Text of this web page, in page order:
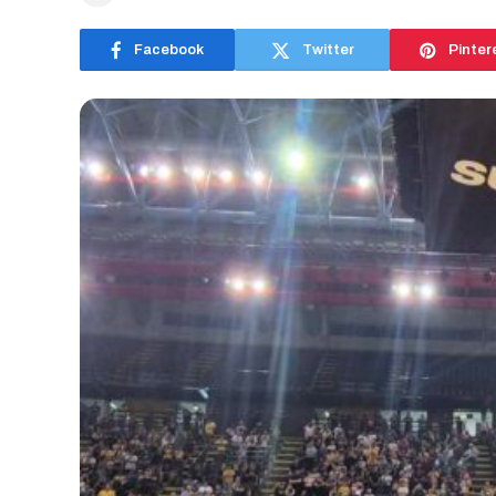
Facebook Twitter